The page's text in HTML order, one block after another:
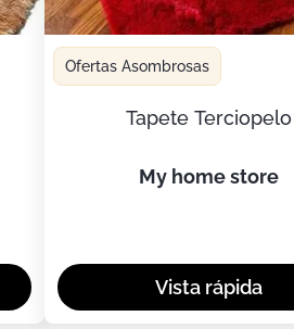
Ofertas Asombrosas
Tapete Terciopelo
my home store